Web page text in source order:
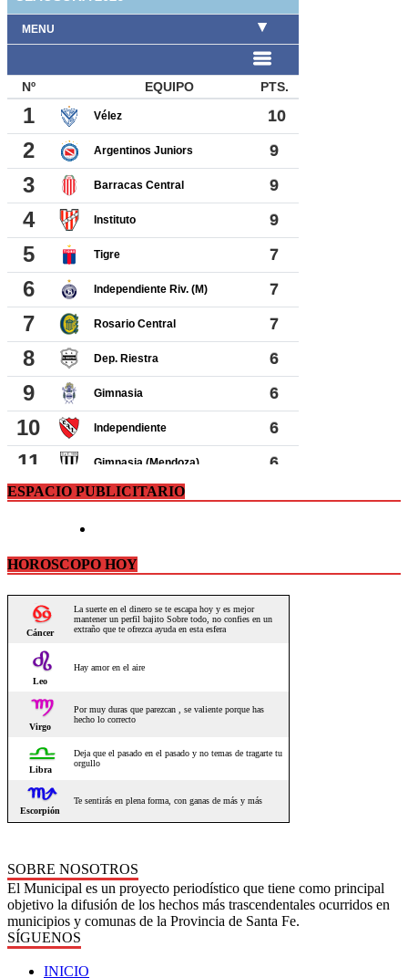
ESPACIO PUBLICITARIO
HOROSCOPO HOY
SOBRE NOSOTROS
El Municipal es un proyecto periodístico que tiene como principal
objetivo la difusión de los hechos más trascendentales ocurridos en
municipios y comunas de la Provincia de Santa Fe.
SÍGUENOS
INICIO